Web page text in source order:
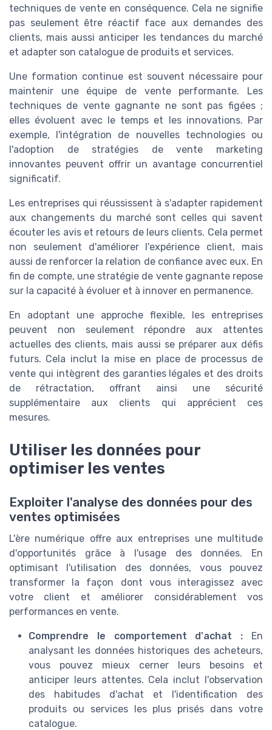
techniques de vente en conséquence. Cela ne signifie
pas seulement être réactif face aux demandes des
clients, mais aussi anticiper les tendances du marché
et adapter son catalogue de produits et services.
Une formation continue est souvent nécessaire pour
maintenir une équipe de vente performante. Les
techniques de vente gagnante ne sont pas figées ;
elles évoluent avec le temps et les innovations. Par
exemple, l'intégration de nouvelles technologies ou
l'adoption de stratégies de vente marketing
innovantes peuvent offrir un avantage concurrentiel
significatif.
Les entreprises qui réussissent à s'adapter rapidement
aux changements du marché sont celles qui savent
écouter les avis et retours de leurs clients. Cela permet
non seulement d'améliorer l'expérience client, mais
aussi de renforcer la relation de confiance avec eux. En
fin de compte, une stratégie de vente gagnante repose
sur la capacité à évoluer et à innover en permanence.
En adoptant une approche flexible, les entreprises
peuvent non seulement répondre aux attentes
actuelles des clients, mais aussi se préparer aux défis
futurs. Cela inclut la mise en place de processus de
vente qui intègrent des garanties légales et des droits
de rétractation, offrant ainsi une sécurité
supplémentaire aux clients qui apprécient ces
mesures.
Utiliser les données pour
optimiser les ventes
Exploiter l'analyse des données pour des
ventes optimisées
L'ère numérique offre aux entreprises une multitude
d'opportunités grâce à l'usage des données. En
optimisant l'utilisation des données, vous pouvez
transformer la façon dont vous interagissez avec
votre client et améliorer considérablement vos
performances en vente.
Comprendre le comportement d'achat : En
analysant les données historiques des acheteurs,
vous pouvez mieux cerner leurs besoins et
anticiper leurs attentes. Cela inclut l'observation
des habitudes d'achat et l'identification des
produits ou services les plus prisés dans votre
catalogue.